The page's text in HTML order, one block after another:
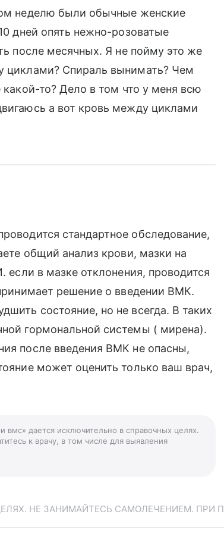
неделю были обычные женские
дней опять нежно-розоватые
после месячных. Я не пойму это же
циклами? Спираль вынимать? Чем
то? Дело в том что у меня всю
а вот кровь между циклами
стандартное обследование,
общий анализ крови, мазки на
в мазке отклонения, проводится
решение о введении ВМК.
состояние, но не всегда. В таких
гормональной системы ( мирена).
после введения ВМК не опасны,
может оценить только ваш врач,
вмс» дается исключительно в справочных целях.
к врачу, в том числе для выявления
НЕ ЗАНИМАЙТЕСЬ САМОЛЕЧЕНИЕМ. ПРИ